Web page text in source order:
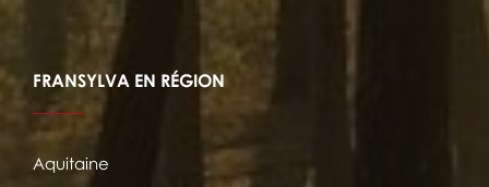
FRANSYLVA EN RÉGION
Aquitaine